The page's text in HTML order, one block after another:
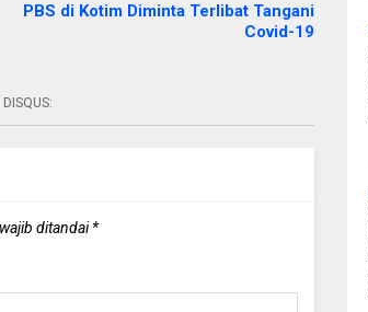
PBS di Kotim Diminta Terlibat Tangani
Covid-19
DISQUS:
ditandai*